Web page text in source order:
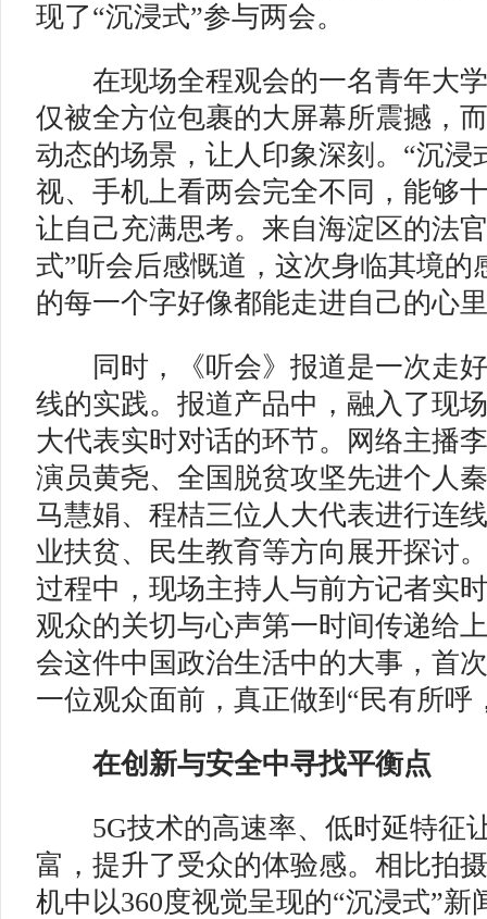
现了“沉浸式”参与两会。
在现场全程观会的一名青年大学
仅被全方位包裹的大屏幕所震撼，
动态的场景，让人印象深刻。“沉浸
视、手机上看两会完全不同，能够
让自己充满思考。来自海淀区的法
式”听会后感慨道，这次身临其境的
的每一个字好像都能走进自己的心
同时，《听会》报道是一次走好
线的实践。报道产品中，融入了现
大代表实时对话的环节。网络主播
演员黄尧、全国脱贫攻坚先进个人
马慧娟、程桔三位人大代表进行连
业扶贫、民生教育等方向展开探讨
过程中，现场主持人与前方记者实
观众的关切与心声第一时间传递给
会这件中国政治生活中的大事，首
一位观众面前，真正做到“民有所呼
在创新与安全中寻找平衡点
5G技术的高速率、低时延特征
富，提升了受众的体验感。相比拍
机中以360度视觉呈现的“沉浸式”新